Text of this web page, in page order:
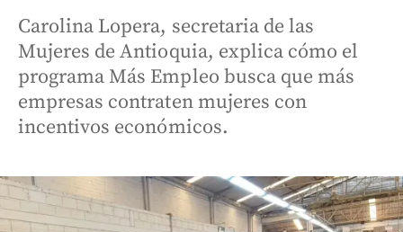
Carolina Lopera, secretaria de las
Mujeres de Antioquia, explica cómo el
programa Más Empleo busca que más
empresas contraten mujeres con
incentivos económicos.